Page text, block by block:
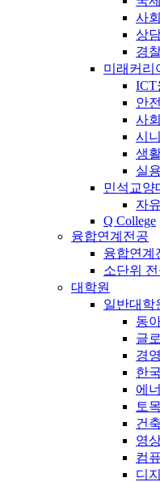
사
상
경
미래커리
ICT
안
사
시
생
실
민석교양
자
Q College
융합연계전공
융합연계
소단위
대학원
일반대학
동
글
경
한
에
토
건
영
컴
디